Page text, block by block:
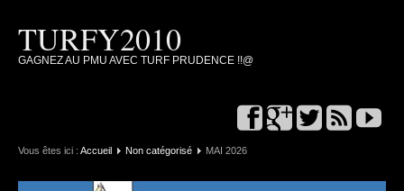
TURFY2010
GAGNEZ AU PMU AVEC TURF PRUDENCE !!@
Vous êtes ici : Accueil Non catégorisé MAI 2026